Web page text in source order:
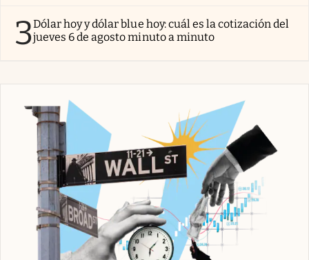
3Dólar hoy y dólar blue hoy: cuál es la cotización del
jueves 6 de agosto minuto a minuto